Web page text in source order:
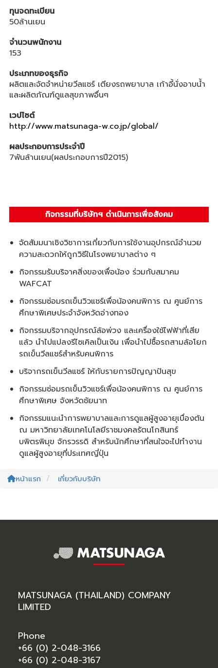
ทุนจดทะเบียน
50ล้านเยน
จำนวนพนักงาน
153
ประเภทของธุรกิจ
ผลิตและจัดจำหน่ายวีลแชร์ เตียงรถพยาบาล เก้าอี้นั่งอาบน้ำ
และผลิตภัณฑ์ดูแลสุขภาพอื่นๆ
เวปไซต์
http://www.matsunaga-w.co.jp/global/
ผลประกอบการประจำปี
7พันล้านเยน(ผลประกอบการปี2015)
กิจกรรมที่บริษัทฯ ดำเนินการเพื่อสังคม
จัดสัมมนาเชิงวิชาการเกี่ยวกับการใช้งานอุปกรณ์อำนวย
ความสะดวกให้ถูกวิธีในโรงพยาบาลต่าง ๆ
กิจกรรมรับบริจาคสิ่งของเพื่อน้อง ร่วมกับสมาคม
WAFCAT
กิจกรรมซ่อมรถเข็นวิวแชร์เพื่อน้องคนพิการ ณ ศูนย์การ
ศึกษาพิเศษประจําจังหวัดอ่างทอง
กิจกรรมบริจากอุปกรณ์ล้อพ่วง และเครื่องใช้ไฟฟ้าที่เสีย
แล้ว นำไปแปลงรีไซเคิลเป็นเงิน เพื่อนำไปซื้อรถสามล้อโยก
รถเข็นวีลแชร์สำหรับคนพิการ
บริจากรถเข็นวีลแชร์ ให้กับรายการปัญญาปันสุข
กิจกรรมซ่อมรถเข็นวิวแชร์เพื่อน้องคนพิการ ณ ศูนย์การ
ศึกษาพิเศษ จังหวัดชัยนาท
กิจกรรมแนะนำการพยาบาลและการดูแลผู้สูงอายุเบื่องต้น
ณ มหาวิทยาลัยเทคโนโลยีราชมงคลรัตนโกสินทร์
บพิตรพิมุข จักรวรรดิ สำหรับนักศึกษาที่สนใจจะไปทำงาน
ดูแลผู้สูงอายุที่ประเทศญี่ปุ่น
หน้าแรก เกี่ยวกับบริษัท
MATSUNAGA (THAILAND) COMPANY
LIMITED
Phone
+66 (0) 2-048-3166
+66 (0) 2-048-3167